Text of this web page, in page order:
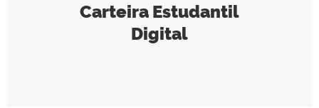
Carteira Estudantil
Digital